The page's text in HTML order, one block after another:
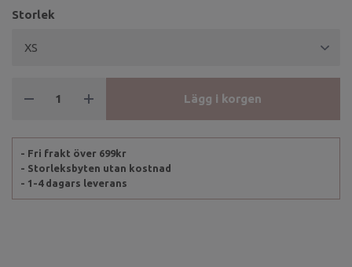
Storlek
Lägg i korgen
- Fri frakt över 699kr
- Storleksbyten utan kostnad
- 1-4 dagars leverans